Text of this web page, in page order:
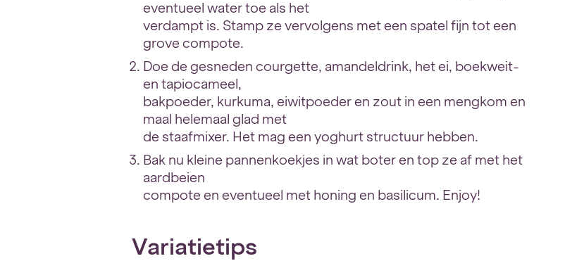
eventueel water toe als het
verdampt is. Stamp ze vervolgens met een spatel fijn tot een
grove compote.
Doe de gesneden courgette, amandeldrink, het ei, boekweit-
en tapiocameel,
bakpoeder, kurkuma, eiwitpoeder en zout in een mengkom en
maal helemaal glad met
de staafmixer. Het mag een yoghurt structuur hebben.
Bak nu kleine pannenkoekjes in wat boter en top ze af met het
aardbeien
compote en eventueel met honing en basilicum. Enjoy!
Variatietips